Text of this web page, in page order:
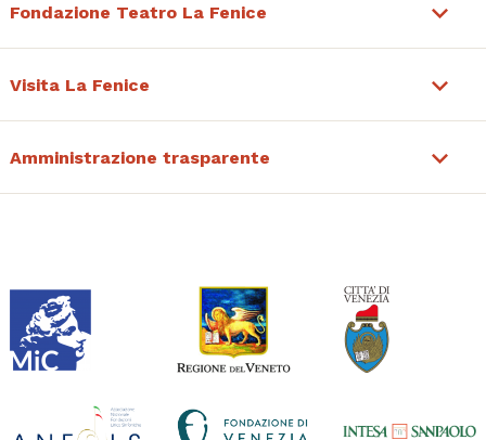
Fondazione Teatro La Fenice
Visita La Fenice
Amministrazione trasparente